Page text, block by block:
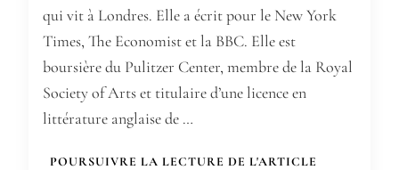
qui vit à Londres. Elle a écrit pour le New York
Times, The Economist et la BBC. Elle est
boursière du Pulitzer Center, membre de la Royal
Society of Arts et titulaire d’une licence en
littérature anglaise de …
POURSUIVRE LA LECTURE DE L'ARTICLE